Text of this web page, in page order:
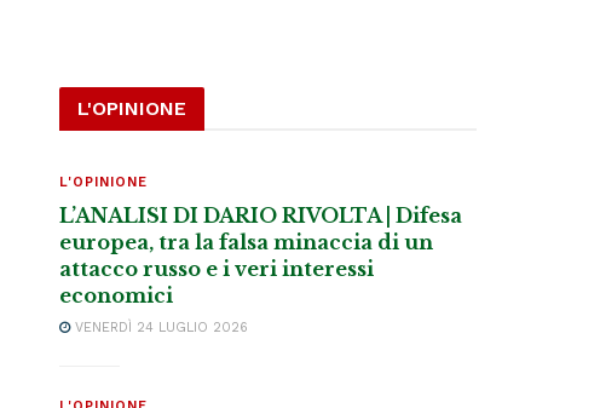
L'OPINIONE
L'OPINIONE
L’ANALISI DI DARIO RIVOLTA | Difesa
europea, tra la falsa minaccia di un
attacco russo e i veri interessi
economici
VENERDÌ 24 LUGLIO 2026